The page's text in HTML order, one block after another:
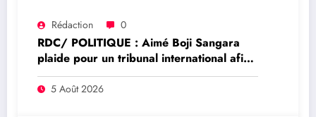
Rédaction 0
RDC/ POLITIQUE : Aimé Boji Sangara
plaide pour un tribunal international afin
de rendre justice aux victimes des conflits
en RDC
5 Août 2026